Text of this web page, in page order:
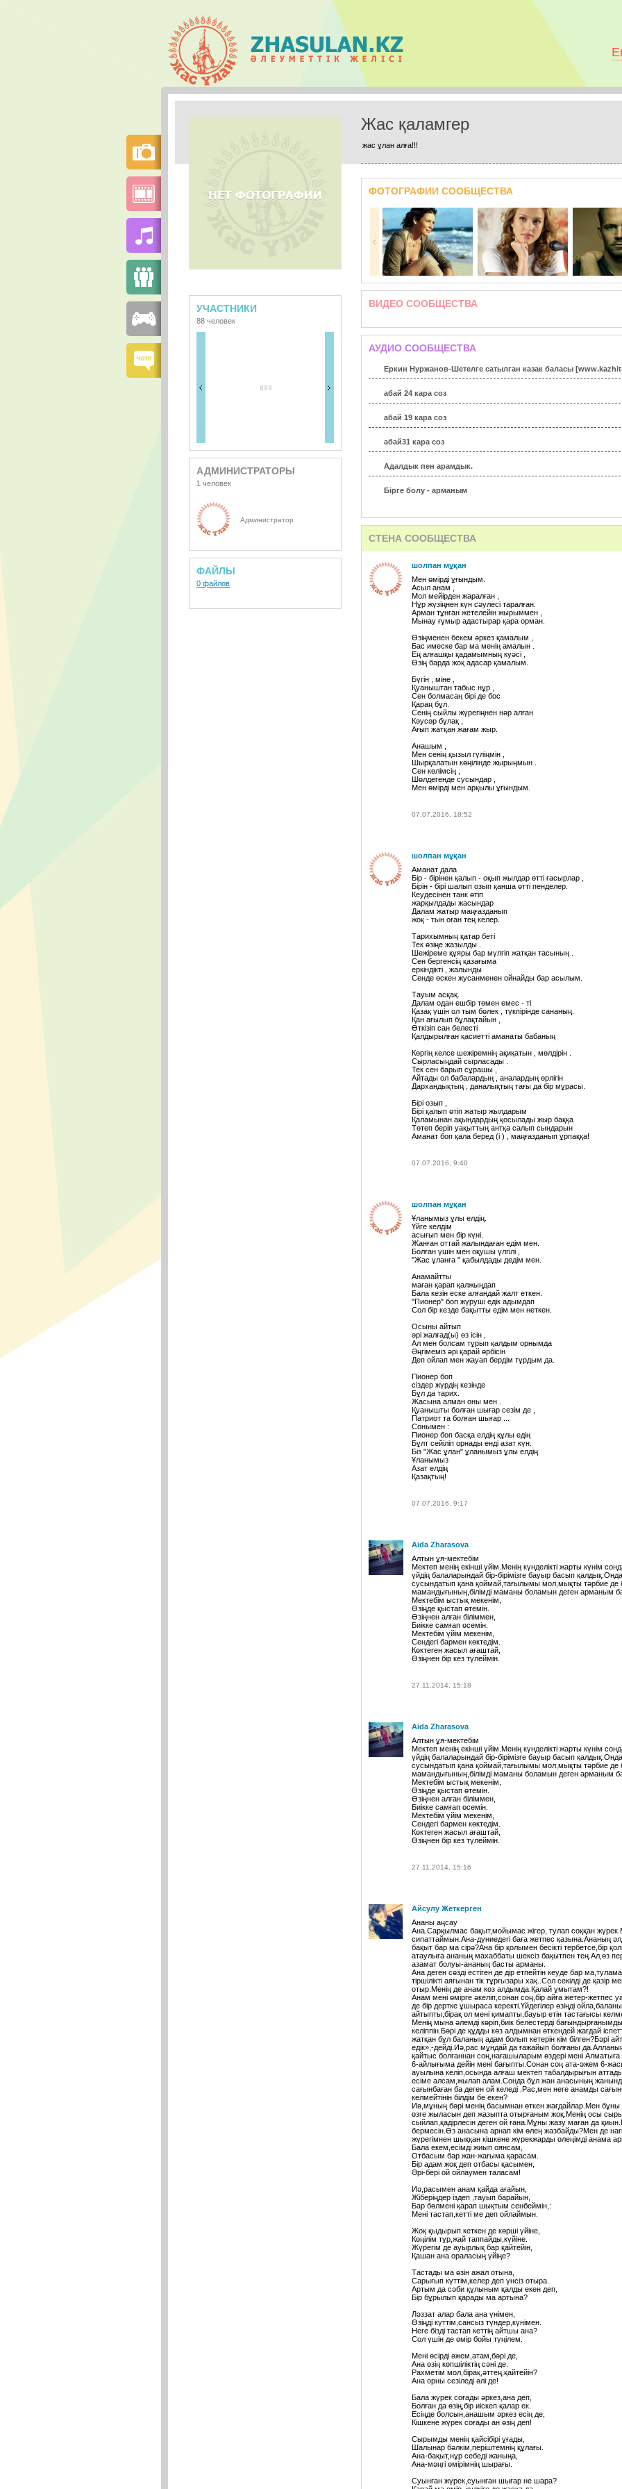
Жас қаламгер
жас ұлан алға!!!
УЧАСТНИКИ
88 человек
АДМИНИСТРАТОРЫ
1 человек
Администратор
ФАЙЛЫ
0 файлов
ФОТОГРАФИИ СООБЩЕСТВА
ВИДЕО СООБЩЕСТВА
АУДИО СООБЩЕСТВА
Еркин Нуржанов-Шетелге сатылган казак баласы
абай 24 кара соз
абай 19 кара соз
абай31 кара соз
Адалдык пен арамдык.
Бiрге болу - арманым
умыту мумkiн емес
шаханов5
кешiр,тiрi олiктi,ра
шаханов1
Кеширдим!
шаханов6
шаханов3
~Q2FG000
makataev
СТЕНА СООБЩЕСТВА
шолпан мұқан
Мен өмірді ұғындым.
Асыл анам ,
Мол мейірден жаралған ,
Нұр жүзіңнен күн сəулесі таралған.
Арман тұнған жетелейін жырыммен ,
Мынау ғұмыр адастырар қара орман.
Өзіңменен бекем əркез қамалым ,
Бас имеске бар ма менің амалын .
Ең алғашқы қадамымның куәсі ,
Өзің барда жоқ адасар қамалым.
Бүгін , міне ,
Қуаныштан табыс нұр ,
Сен болмасаң бірі де бос
Қараң бұл.
Сенің сыйлы жүрегіңнен нəр алған
Кəусəр бұлақ ,
Ағып жатқан жағам жыр.
Анашым ,
Мен сенің қызыл гүліңмін ,
Шырқалатын көңілінде жырыңмын .
Сен көлімсің ,
Шөлдегенде сусындар ,
Мен өмірді мен арқылы ұғындым.
07.07.2016, 18:52
шолпан мұқан
Аманат дала
Бір - бірінен қалып - оқып жылдар өтті ғасырлар ,
Бірін - бірі шалып озып қанша өтті пенделер.
Кеудесінен танк өтіп
жарқылдады жасындар
Далам жатыр маңғазданып
жоқ - тын оған тең келер.
Тарихымның қатар беті
Тек өзіңе жазылды .
Шежіреме құяры бар мүлгіп жатқан тасының .
Сен бергенсің қазағыма
еркіндікті , жалынды
Сенде өскен жусанменен ойнайды бар асылым.
Тауым асқақ.
Далам одан ешбір төмен емес - ті
Қазақ үшін ол тым бөлек , түкпірінде сананың.
Қан ағылып бұлақтайын ,
Өткізіп сан белесті
Қалдырылған қасиетті аманаты бабаның
Көргің келсе шежіремнің ақиқатын , мөлдірін .
Сырласыңдай сырласады .
Тек сен барып сұрашы ,
Айтады ол бабалардың , аналардың өрлігін
Дархандықтың , даналықтың тағы да бір мұрасы.
Бірі озып ,
Бірі қалып өтіп жатыр жылдарым
Қаламынан ақындардың қосылады жыр баққа
Төтеп беріп уақыттың антқа салып сындарын
Аманат боп қала беред (і ) , маңғазданып ұрпаққа!
07.07.2016, 9:40
шолпан мұқан
Ұланымыз ұлы елдің.
Үйге келдім
асығып мен бір күні.
Жанған оттай жалындаған едім мен.
Болған үшін мен оқушы үлгілі ,
"Жас ұланға " қабылдады дедім мен.
Анамайтты
маған қарап қалжыңдап
Бала кезін еске алғандай жалт еткен.
"Пионер" боп жүруші едік адымдап
Сол бір кезде бақытты едім мен неткен.
Осыны айтып
əрі жалғад(ы) өз ісін ,
Ал мен болсам тұрып қалдым орнымда
Əңгімеміз əрі қарай өрбісін
Деп ойлап мен жауап бердім тұрдым да.
Пионер боп
сіздер жүрдің кезінде
Бұл да тарих.
Жасына алман оны мен .
Қуанышты болған шығар сезім де ,
Патриот та болған шығар ...
Сонымен :
Пионер боп басқа елдің құлы едің
Бұлт сейіліп орнады енді азат күн.
Біз "Жас ұлан" ұланымыз ұлы елдің
Ұланымыз
Азат елдің
Қазақтың!
07.07.2016, 9:17
Aida Zharasova
Алтын ұя-мектебім
Мектеп менің екінші үйім.Менің күнделікті жарты күнім
үйдің балаларындай бір-бірімізге бауыр басып
сусындатып қана қоймай,тағылымы мол,мықты тәрбие де
мамандығының,білімді маманы боламын деген арманым
Мектебім ыстық мекенім,
Өзіңде қыстап өтемін.
Өзіңнен алған біліммен,
Биікке самғап өсемін.
Мектебім үйім мекенім,
Сендегі бармен көктедім.
Көктеген жасыл ағаштай,
Өзіңнен бір кез түлеймін.
27.11.2014, 15:18
Aida Zharasova
Алтын ұя-мектебім
Мектеп менің екінші үйім.Менің күнделікті жарты күнім
үйдің балаларындай бір-бірімізге бауыр басып
сусындатып қана қоймай,тағылымы мол,мықты тәрбие де
мамандығының,білімді маманы боламын деген арманым
Мектебім ыстық мекенім,
Өзіңде қыстап өтемін.
Өзіңнен алған біліммен,
Биікке самғап өсемін.
Мектебім үйім мекенім,
Сендегі бармен көктедім.
Көктеген жасыл ағаштай,
Өзіңнен бір кез түлеймін.
27.11.2014, 15:16
Айсулу Жеткерген
Ананы аңсау
Ана.Сарқылмас бақыт,мойымас жігер, тулап соққан
сипаттаймын.Ана-дүниедегі баға жетпес қазына.Ананың
бақыт бар ма сірә?Ана бір қолымен бесікті тербетсе,бір
атаулыға ананың махаббаты шексіз бақытпен тең.Ал,өз
азамат болуы-ананың басты арманы.
Ана деген сөзді естіген де дір етпейтін кеуде бар
тіршілікті аяғынан тік тұрғызары хақ..Сол секілді де қазір
отыр.Менің де анам көз алдымда.Қалай ұмытам?!
Анам мені өмірге әкеліп,сонан соң,бір айға жетер-жетпес
де бір дертке ұшыраса керекті.Үйдегілер өзіңді
айтыпты,бірақ ол мені қимапты,бауыр етін тастағысы
Менің мына әлемді көріп,биік белестерді
келіппін.Бәрі де құдды көз алдымнан өткендей жағдай
жатқан бұл баланың адам болып кетерін кім білген?Бәрі
едік»,-дейді.Иә,рас мұндай да ғажайып болғаны
қайтыс болғаннан соң,нағашыларым өздері мені Алматыға
6-айлығыма дейін мені бағыпты.Сонан соң ата-әжем 6-
ауылына келіп,осында алғаш мектеп табалдырығын
есіме алсам,жылап алам.Сонда бұл жан анасының жанында
сағынбаған ба деген ой келеді .Рас,мен неге анамды
келмейтінін білдім бе екен?
Иә,мұның бәрі менің басымнан өткен жағдайлар.Мен
өзге жыласын деп жазыпта отырғаным жоқ.Менің осы
сыйлап,қадірлесін деген ой ғана.Мұны жазу маған да
бермесін.Өз анасына арнап кім өлең жазбайды?Мен де
жүрегімнен шыққан кішкене жүрекжарды өлеңімді анама
Бала екем,есімді жиып оянсам,
Отбасым бар жан-жағыма қарасам.
Бір адам жоқ деп отбасы қасымен,
Әрі-бері ой ойлаумен таласам!
Иә,расымен анам қайда ағайын,
Жіберіңдер іздеп ,тауып барайын,
Бар бөлмені қарап шықтым сенбеймін,:
Мені тастап,кетті ме деп ойлаймын.
Жоқ қыдырып кеткен де көрші үйіне,
Көңілім тұр,жай таппайды,күйіне.
Жүрегім де ауырлық бар қайтейін,
Қашан ана ораласың үйіңе?
Тастады ма өзін ажал отына,
Сарығып күттім,келер деп үнсіз отыра.
Артым да сәби құлыным қалды екен деп,
Бір бұрылып қарады ма артына?
Ләззат алар бала ана үнімен,
Өзіңді күттім,сансыз түндер,күнімен.
Неге бізді тастап кеттің айтшы ана?
Сол үшін де өмір бойы түңілем.
Мені өсірді әжем,атам,бәрі де,
Ана өзің көпшіліктің сәні де.
Рахметім мол,бірақ,әттең,қайтейін?
Ана орны сезіледі әлі де!
Бала жүрек соғады әркез,ана деп,
Болған да өзің,бір иіскеп қалар ек.
Есіңде болсын,анашым әркез есің де,
Кішкене жүрек соғады ан өзің деп!
Сырымды менің қайсібірі ұғады,
Шалынар бәлкім,періштемнің құлағы.
Ана-бақыт,нұр себеді жаныңа,
Ана-мәңгі өмірімнің шырағы.
Суынған жүрек,суынған шығар не шара?